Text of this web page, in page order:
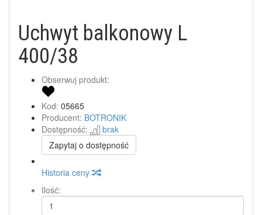
Uchwyt balkonowy L
400/38
Obserwuj produkt:
Kod: 05665
Producent: BOTRONIK
Dostępność:
brak
Zapytaj o dostępność
Historia ceny
Ilość: